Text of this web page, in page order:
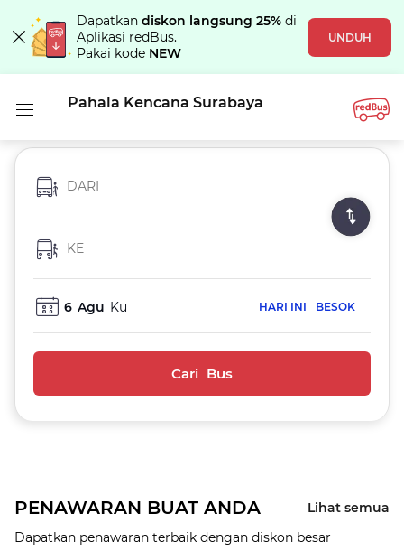
Dapatkan diskon langsung 25% di
Aplikasi redBus.
Pakai kode NEW
UNDUH
Pahala Kencana Surabaya
DARI
KE
6 Agu Ku HARI INI BESOK
Cari Bus
PENAWARAN BUAT ANDA
Lihat semua
Dapatkan penawaran terbaik dengan diskon besar